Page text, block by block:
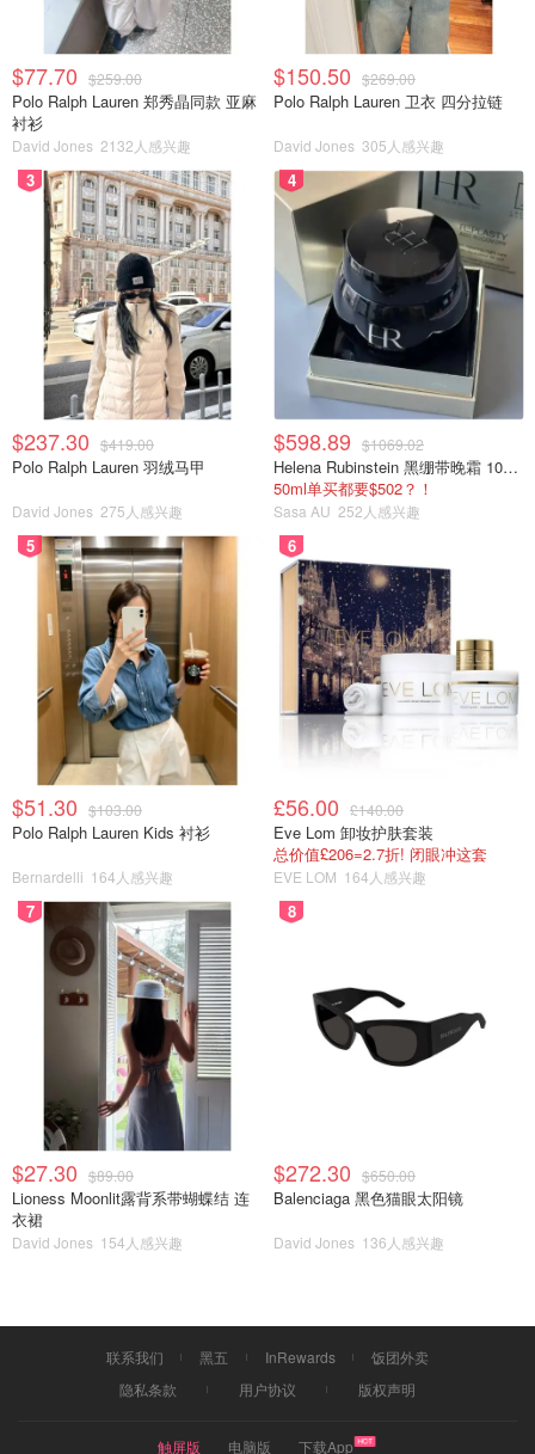
$77.70 $259.00
Polo Ralph Lauren 郑秀晶同款 亚麻
衬衫
David Jones 2132人感兴趣
$150.50 $269.00
Polo Ralph Lauren 卫衣 四分拉链
David Jones 305人感兴趣
3
$237.30 $419.00
Polo Ralph Lauren 羽绒马甲
David Jones 275人感兴趣
4
$598.89 $1069.02
Helena Rubinstein 黑绷带晚霜 100ml
50ml单买都要$502？！
Sasa AU 252人感兴趣
5
$51.30 $103.00
Polo Ralph Lauren Kids 衬衫
Bernardelli 164人感兴趣
6
£56.00 £140.00
Eve Lom 卸妆护肤套装
总价值£206=2.7折! 闭眼冲这套
EVE LOM 164人感兴趣
7
$27.30 $89.00
Lioness Moonlit露背系带蝴蝶结 连
衣裙
David Jones 154人感兴趣
8
$272.30 $650.00
Balenciaga 黑色猫眼太阳镜
David Jones 136人感兴趣
联系我们 黑五 InRewards
饭团外卖
隐私条款
用户协议 版权声明
触屏版 电脑版 下载App